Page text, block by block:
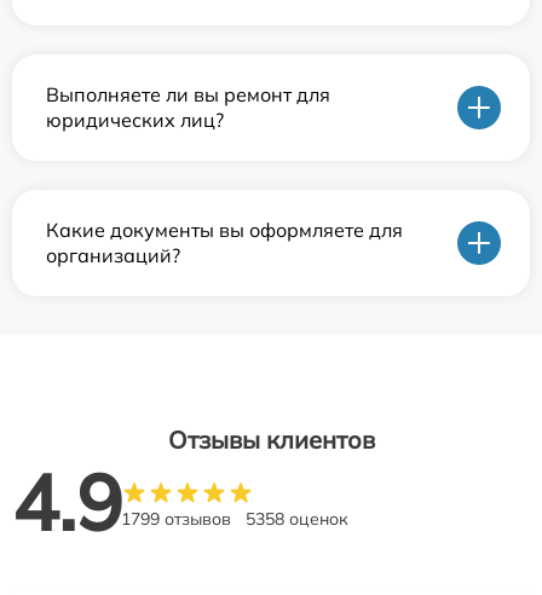
Выполняете ли вы ремонт для
юридических лиц?
Какие документы вы оформляете для
организаций?
Отзывы клиентов
4.91799 отзывов 5358 оценок